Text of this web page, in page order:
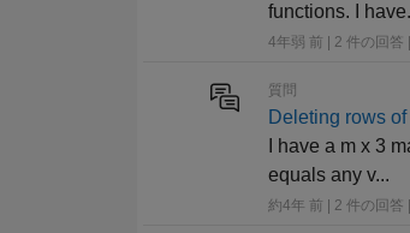
functions. I
4年弱 前 | 2 件の回答
質問
Deleting rows
I have a m x 3
equals any v...
約4年 前 | 2 件の回答